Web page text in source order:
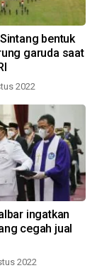
bentuk
garuda saat
2022
ingatkan
cegah jual
2022